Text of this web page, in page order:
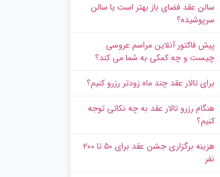
سالن عقد فضای باز بهتر است یا سالن
سرپوشیده؟
پیش‌ فاکتور آنلاین مراسم عروسی
چیست و چه کمکی به شما می کند؟
برای تالار عقد چند ماه زودتر رزرو کنیم؟
هنگام رزرو تالار عقد به چه نکاتی توجه
کنیم؟
هزینه برگزاری جشن عقد برای ۵۰ تا ۲۰۰
نفر